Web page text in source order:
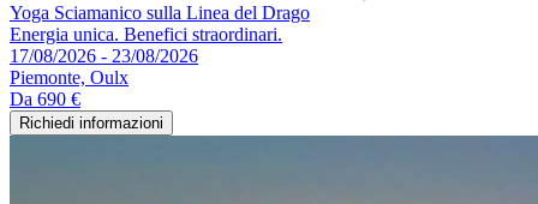
Yoga Sciamanico sulla Linea del Drago
Energia unica. Benefici straordinari.
17/08/2026 - 23/08/2026
Piemonte, Oulx
Da 690 €
Richiedi informazioni